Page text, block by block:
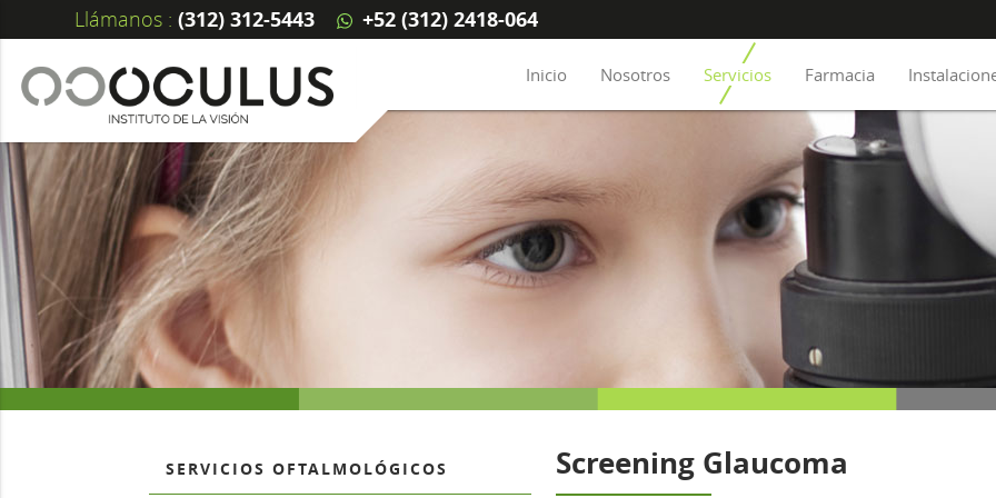
Llámanos :(312) 312-5443 +52 (312) 2418-064
Inicio Nosotros Servicios Farmacia
SERVICIOS OFTALMOLÓGICOS Screening Glaucoma